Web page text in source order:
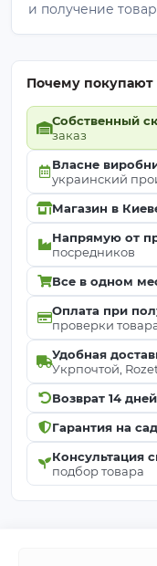
и получение
Почему
Собственный
заказ
Власне
украинский
Магазин в
Напрямую от
посредников
Все в одном
Оплата при
проверки
Удобная
Укрпочтой,
Возврат 14 дней
Гарантия на
Консультация
подбор товара